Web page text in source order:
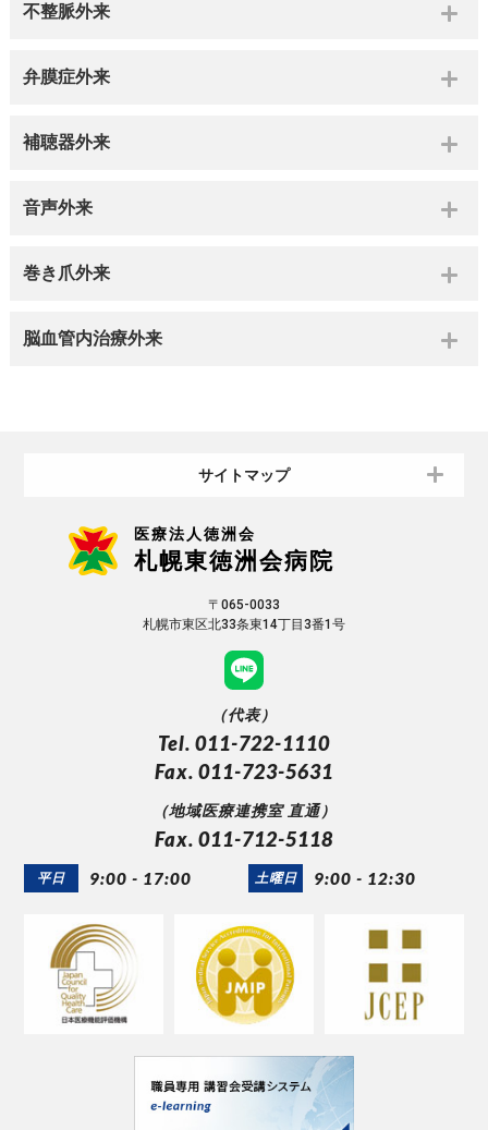
不整脈外来
弁膜症外来
補聴器外来
音声外来
巻き爪外来
脳血管内治療外来
サイトマップ
医療法人徳洲会
札幌東徳洲会病院
〒065-0033
札幌市東区北33条東14丁目3番1号
（代表）
Tel. 011-722-1110
Fax. 011-723-5631
（地域医療連携室 直通）
Fax. 011-712-5118
平日 9:00 - 17:00 土曜日 9:00 - 12:30